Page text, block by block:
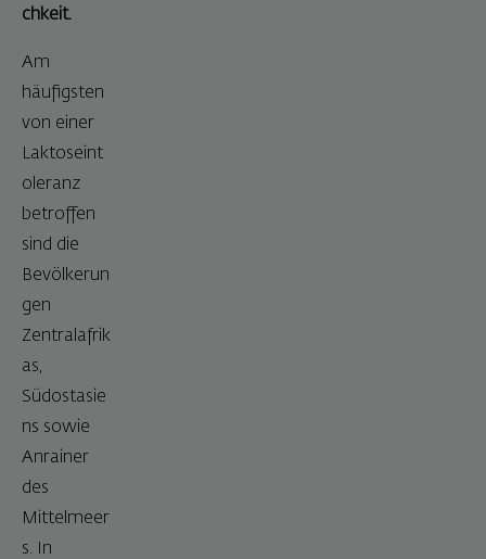
chkeit.
Am
häufigsten
von einer
Laktoseint
oleranz
betroffen
sind die
Bevölkerun
gen
Zentralafrik
as,
Südostasie
ns sowie
Anrainer
des
Mittelmeer
s. In